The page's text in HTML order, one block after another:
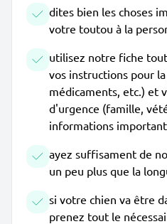
dites bien les choses
votre toutou à la
utilisez notre fiche
vos instructions pour
médicaments, etc.) et
d'urgence (famille,
informations
ayez suffisament de
un peu plus que la
si votre chien va être
prenez tout le